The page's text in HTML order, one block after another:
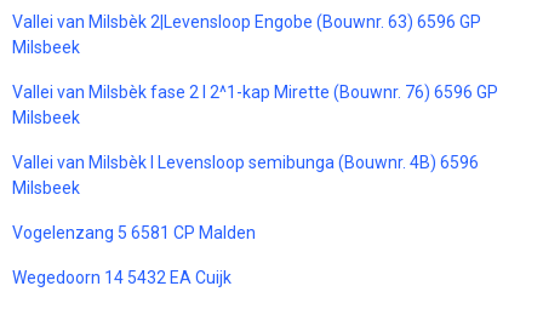
Vallei van Milsbèk 2|Levensloop Engobe (Bouwnr. 63) 6596 GP
Milsbeek
Vallei van Milsbèk fase 2 l 2^1-kap Mirette (Bouwnr. 76) 6596 GP
Milsbeek
Vallei van Milsbèk l Levensloop semibunga (Bouwnr. 4B) 6596
Milsbeek
Vogelenzang 5 6581 CP Malden
Wegedoorn 14 5432 EA Cuijk